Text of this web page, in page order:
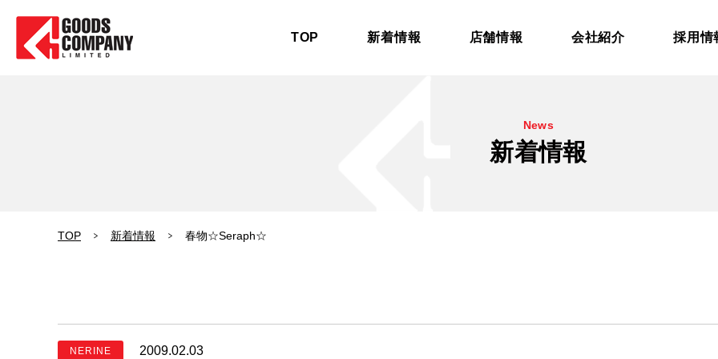
TOP 新着情報 店舗情報 会社紹介 採用情
News
新着情報
TOP 新着情報 春物☆Seraph☆
NERINE 2009.02.03